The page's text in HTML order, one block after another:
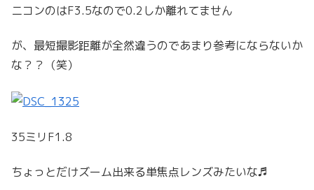
ニコンのはF3.5なので0.2しか離れてません
が、最短撮影距離が全然違うのであまり参考にならないか
な？？（笑）
35ミリF1.8
ちょっとだけズーム出来る単焦点レンズみたいな♬